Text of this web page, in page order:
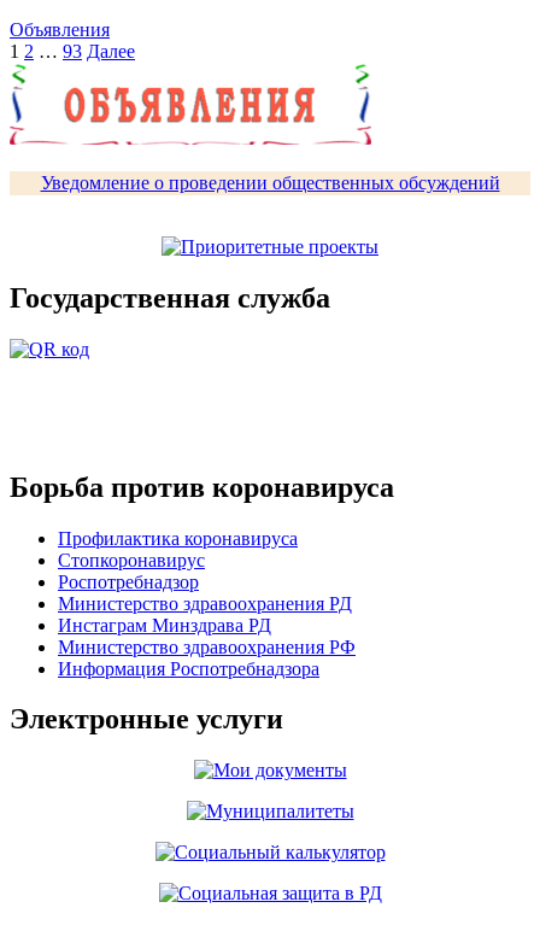
Объявления
Пагинация
записей
1 2 … 93 Далее
Уведомление о проведении общественных обсуждений
Государственная служба
Борьба против коронавируса
Профилактика коронавируса
Стопкоронавирус
Роспотребнадзор
Министерство здравоохранения РД
Инстаграм Минздрава РД
Министерство здравоохранения РФ
Информация Роспотребнадзора
Электронные услуги